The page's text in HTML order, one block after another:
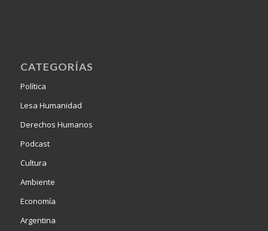
CATEGORÍAS
Política
Lesa Humanidad
Derechos Humanos
Podcast
Cultura
Ambiente
Economía
Argentina